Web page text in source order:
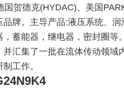
贺德克(HYDAC)、美国
牌。主导产品:液压系统、润
蓄能器，继电器，密封圈等
汇集了一批在流体传动领域
工作。